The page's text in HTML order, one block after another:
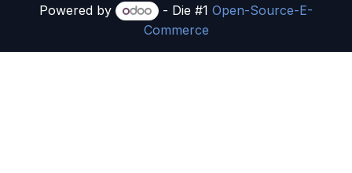
Powered by
- Die #1 Open-Source-E-
Commerce